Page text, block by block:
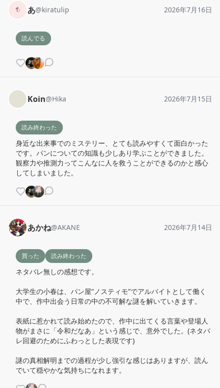
あ@kiratulip 2026年7月16日
読んでる
Koin@Hika 2026年7月15日
読み終わった
身近な出来事でのミステリー、とても読みやすくて面白かった
です。パンについての知識も少しあり学ぶことができました。
観察力や推測力ってこんなに人を救うことができるのかと感心
してしまいました。
あかね@AKANE 2026年7月14日
買った 読み終わった
ネタバレ無しの感想です。
大学生の小春は、パン屋“ノスティモ”でアルバイトとして働く
中で、作中出会う日常の中の不可解な謎を解いていきます。
表紙に惹かれて読み始めたので、作中に出てくる言葉や登場人
物がまさに「令和だなあ」という感じで、意外でした。(ネタバ
レ回避のためにふわっとした表現です)
謎の真相解明までの過程が少し強引な感じはありますが、読ん
でいて穏やかな気持ちになれます。